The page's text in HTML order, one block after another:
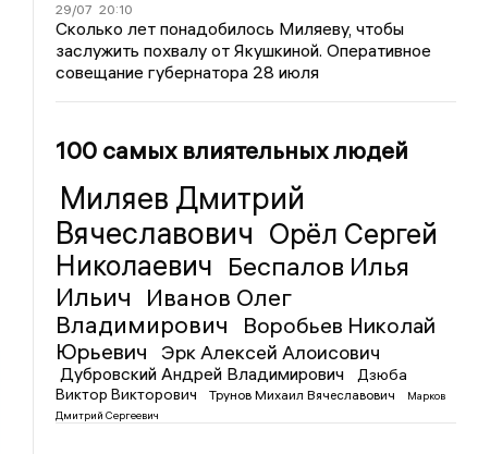
29/07 20:10
Сколько лет понадобилось Миляеву, чтобы
заслужить похвалу от Якушкиной. Оперативное
совещание губернатора 28 июля
100 самых влиятельных людей
Миляев Дмитрий
Вячеславович Орёл Сергей
Николаевич Беспалов Илья
Ильич
Иванов Олег
Владимирович
Воробьев Николай
Юрьевич
Эрк Алексей Алоисович
Дубровский Андрей Владимирович
Дзюба
Виктор Викторович
Трунов Михаил Вячеславович
Марков
Дмитрий Сергеевич